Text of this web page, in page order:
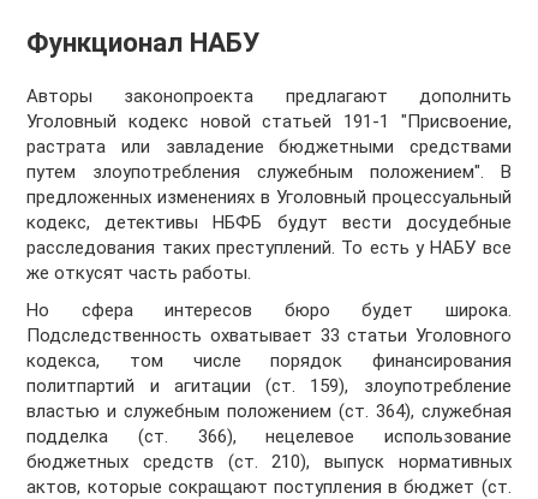
Функционал НАБУ
Авторы законопроекта предлагают дополнить
Уголовный кодекс новой статьей 191-1 "Присвоение,
растрата или завладение бюджетными средствами
путем злоупотребления служебным положением". В
предложенных изменениях в Уголовный процессуальный
кодекс, детективы НБФБ будут вести досудебные
расследования таких преступлений. То есть у НАБУ все
же откусят часть работы.
Но сфера интересов бюро будет широка.
Подследственность охватывает 33 статьи Уголовного
кодекса, том числе порядок финансирования
политпартий и агитации (ст. 159), злоупотребление
властью и служебным положением (ст. 364), служебная
подделка (ст. 366), нецелевое использование
бюджетных средств (ст. 210), выпуск нормативных
актов, которые сокращают поступления в бюджет (ст.